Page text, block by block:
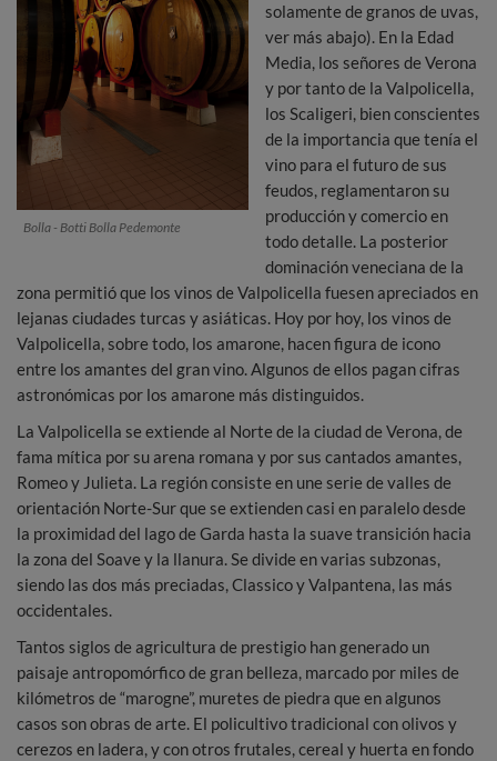
Bolla - Botti Bolla Pedemonte
solamente de granos de uvas,
ver más abajo). En la Edad
Media, los señores de Verona
y por tanto de la Valpolicella,
los Scaligeri, bien conscientes
de la importancia que tenía el
vino para el futuro de sus
feudos, reglamentaron su
producción y comercio en
todo detalle. La posterior
dominación veneciana de la
zona permitió que los vinos de Valpolicella fuesen apreciados en
lejanas ciudades turcas y asiáticas. Hoy por hoy, los vinos de
Valpolicella, sobre todo, los amarone, hacen figura de icono
entre los amantes del gran vino. Algunos de ellos pagan cifras
astronómicas por los amarone más distinguidos.
La Valpolicella se extiende al Norte de la ciudad de Verona, de
fama mítica por su arena romana y por sus cantados amantes,
Romeo y Julieta. La región consiste en une serie de valles de
orientación Norte-Sur que se extienden casi en paralelo desde
la proximidad del lago de Garda hasta la suave transición hacia
la zona del Soave y la llanura. Se divide en varias subzonas,
siendo las dos más preciadas, Classico y Valpantena, las más
occidentales.
Tantos siglos de agricultura de prestigio han generado un
paisaje antropomórfico de gran belleza, marcado por miles de
kilómetros de “marogne”, muretes de piedra que en algunos
casos son obras de arte. El policultivo tradicional con olivos y
cerezos en ladera, y con otros frutales, cereal y huerta en fondo